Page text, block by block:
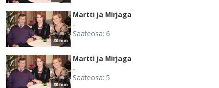
30 min
Martti ja Mirjaga
-
Saateosa: 6
30 min
Martti ja Mirjaga
-
Saateosa: 5